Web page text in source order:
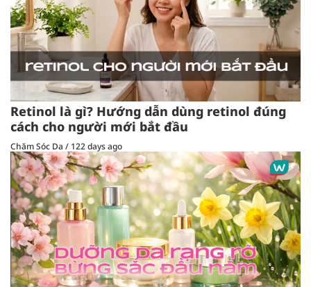
Retinol là gì? Hướng dẫn dùng retinol đúng
cách cho người mới bắt đầu
Chăm Sóc Da / 122 days ago